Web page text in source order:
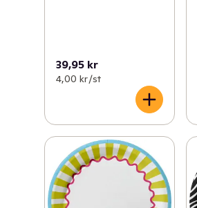
39,95 kr
4,00 kr /st